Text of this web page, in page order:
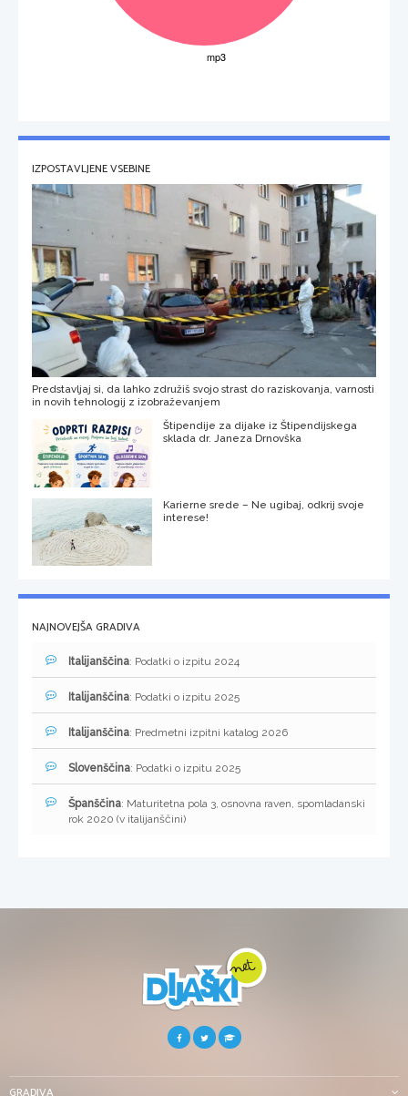
IZPOSTAVLJENE VSEBINE
Predstavljaj si, da lahko združiš svojo strast do raziskovanja, varnosti
in novih tehnologij z izobraževanjem
Štipendije za dijake iz Štipendijskega
sklada dr. Janeza Drnovška
Karierne srede – Ne ugibaj, odkrij svoje
interese!
NAJNOVEJŠA GRADIVA
Italijanščina: Podatki o izpitu 2024
Italijanščina: Podatki o izpitu 2025
Italijanščina: Predmetni izpitni katalog 2026
Slovenščina: Podatki o izpitu 2025
Španščina: Maturitetna pola 3, osnovna raven, spomladanski
rok 2020 (v italijanščini)